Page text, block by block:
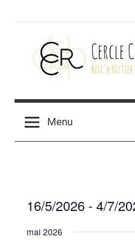
Cercle
celtique
Menu
16/5/2026 - 4/7/
mai 2026